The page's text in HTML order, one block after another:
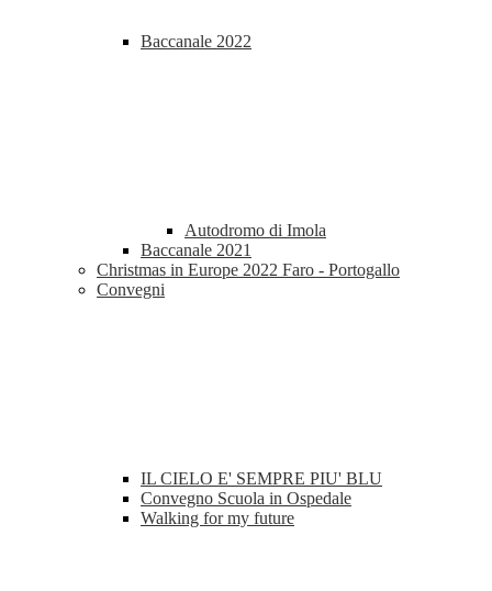
Baccanale 2022
Autodromo di Imola
Baccanale 2021
Christmas in Europe 2022 Faro - Portogallo
Convegni
IL CIELO E' SEMPRE PIU' BLU
Convegno Scuola in Ospedale
Walking for my future